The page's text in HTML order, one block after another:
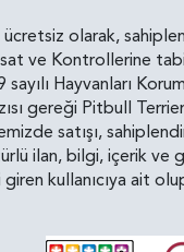
olarak,
ve Kontrollerine
Hayvanları
gereği Pitbull
satışı,
ilan, bilgi, içerik
kullanıcıya ait